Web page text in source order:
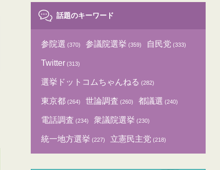
話題のキーワード
参院選 (370) 参議院選挙 (359) 自民党 (333)
Twitter (313)
選挙ドットコムちゃんねる (282)
東京都 (264) 世論調査 (260) 都議選 (240)
電話調査 (234) 衆議院選挙 (230)
統一地方選挙 (227) 立憲民主党 (218)